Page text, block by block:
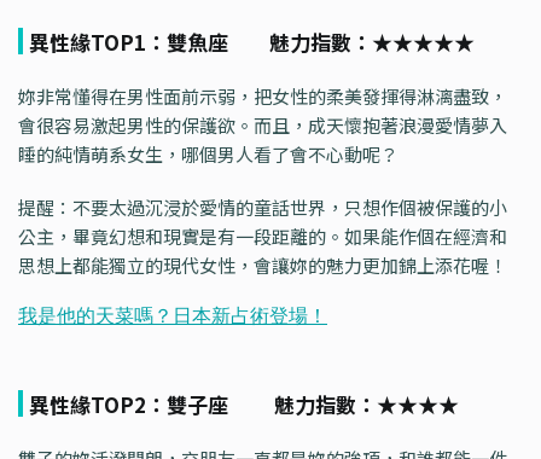
異性緣TOP1：雙魚座 魅力指數：★★★★★
妳非常懂得在男性面前示弱，把女性的柔美發揮得淋漓盡致，
會很容易激起男性的保護欲。而且，成天懷抱著浪漫愛情夢入
睡的純情萌系女生，哪個男人看了會不心動呢？
提醒：不要太過沉浸於愛情的童話世界，只想作個被保護的小
公主，畢竟幻想和現實是有一段距離的。如果能作個在經濟和
思想上都能獨立的現代女性，會讓妳的魅力更加錦上添花喔！
異性緣TOP2：雙子座 魅力指數：★★★★